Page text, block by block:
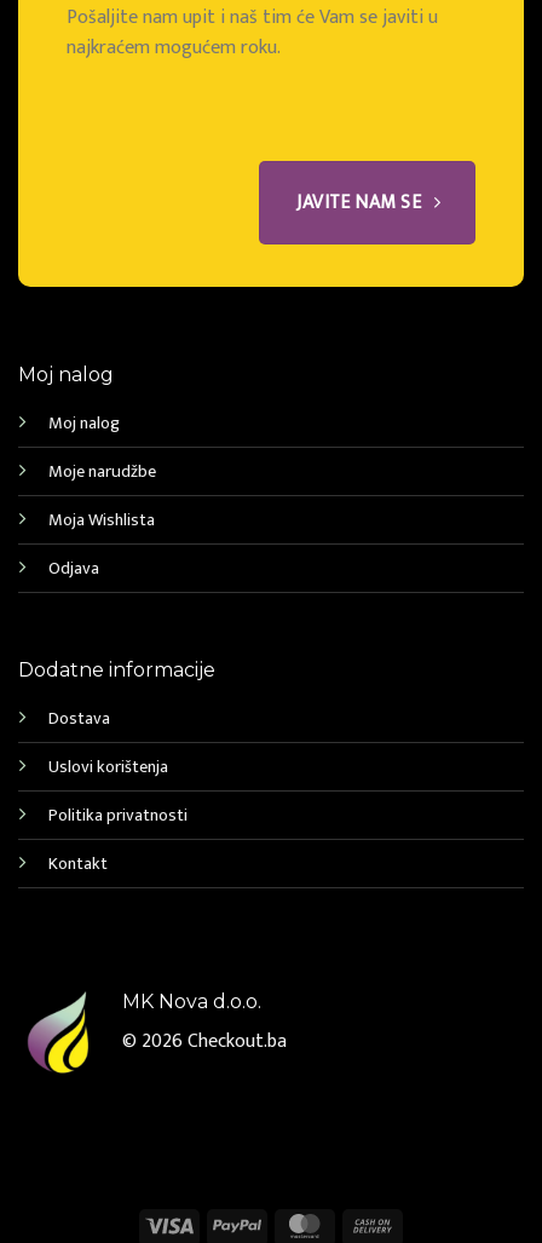
Pošaljite nam upit i naš tim će Vam se javiti u
najkraćem mogućem roku.
JAVITE NAM SE
Moj nalog
Moj nalog
Moje narudžbe
Moja Wishlista
Odjava
Dodatne informacije
Dostava
Uslovi korištenja
Politika privatnosti
Kontakt
MK Nova d.o.o.
© 2026Checkout.ba